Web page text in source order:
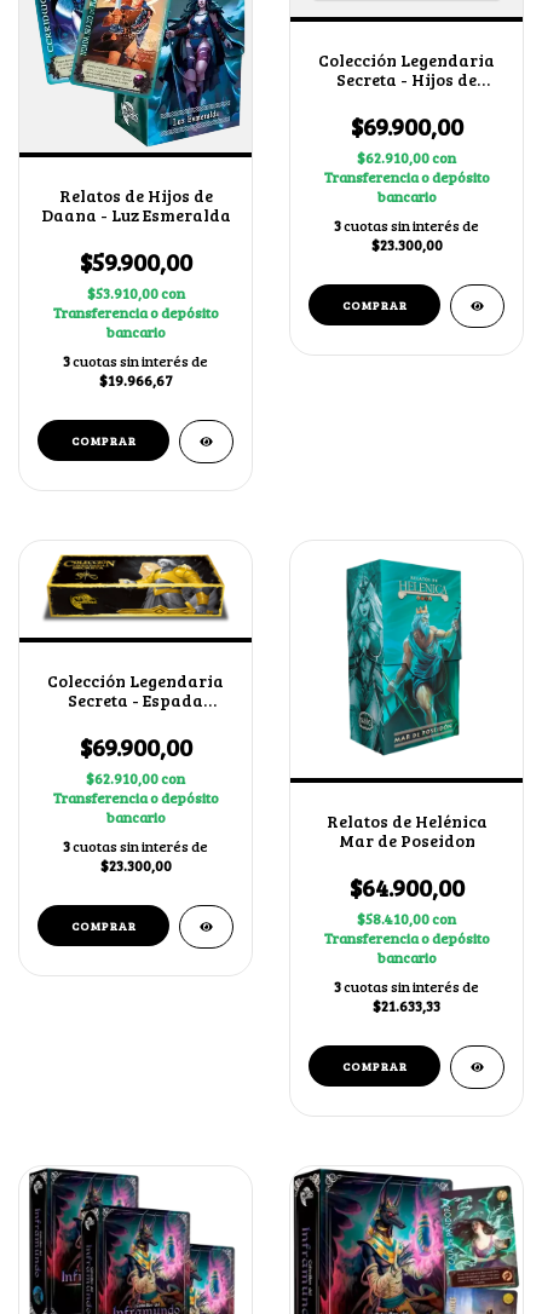
Relatos de Hijos de
Daana - Luz Esmeralda
$59.900,00
$53.910,00con
Transferencia o depósito
bancario
3cuotas sin interés de
$19.966,67
Colección Legendaria
Secreta - Hijos de
$69.900,00
$62.910,00con
Transferencia o depósito
bancario
3cuotas sin interés de
$23.300,00
Colección Legendaria
Secreta - Espada
$69.900,00
$62.910,00con
Transferencia o depósito
bancario
3cuotas sin interés de
$23.300,00
Relatos de Helénica
Mar de Poseidon
$64.900,00
$58.410,00con
Transferencia o depósito
bancario
3cuotas sin interés de
$21.633,33